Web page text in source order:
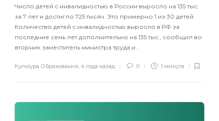
Число детей с инвалидностью в России выросло на 135 тыс.
за 7 лет и достигло 725 тысяч. Это примерно 1 из 30 детей.
Количество детей с инвалидностью выросло в РФ за
последние семь лет дополнительно на 135 тыс., сообщил во
вторник заместитель министра труда и…
Культура Образования 4 года назад 0 1 минута